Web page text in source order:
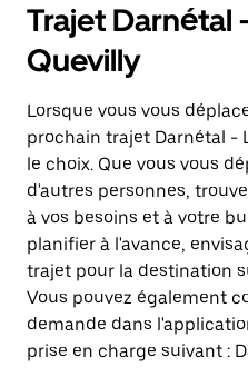
Trajet Darnétal
Quevilly
Lorsque vous vous
prochain trajet Darnétal -
le choix. Que vous vous
d'autres personnes,
à vos besoins et à votre
planifier à l'avance,
trajet pour la destination
Vous pouvez également
demande dans
prise en charge suivant :